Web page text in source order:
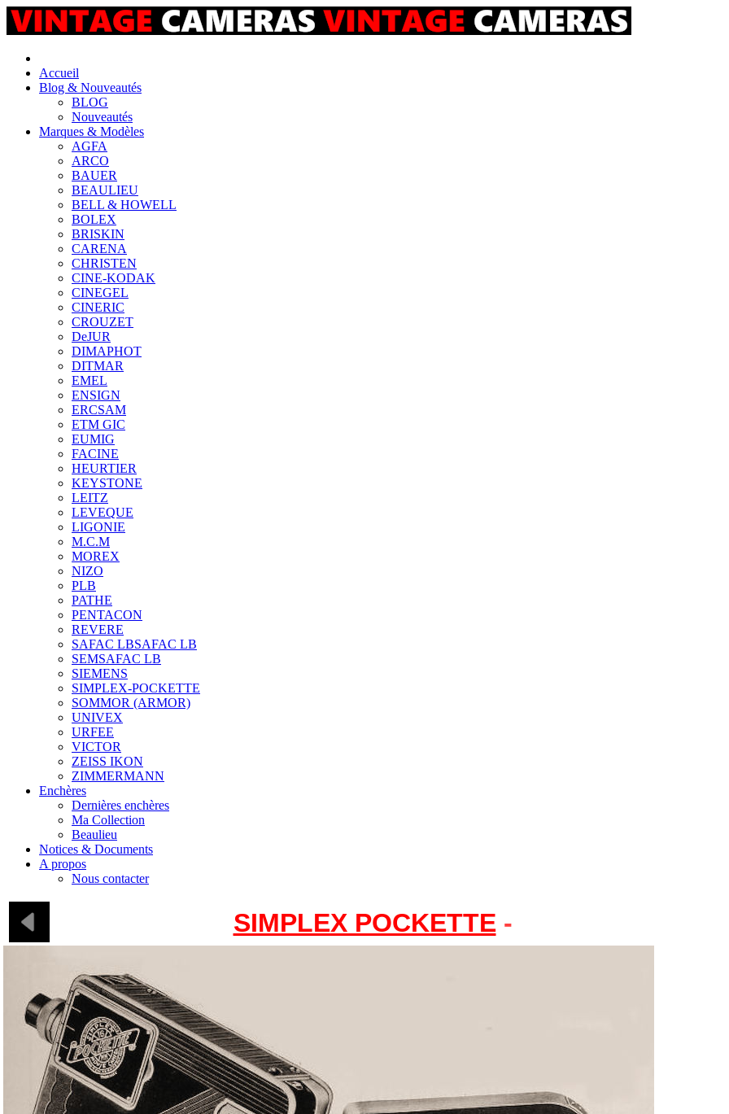
Accueil
Blog & Nouveautés
BLOG
Nouveautés
Marques & Modèles
AGFA
ARCO
BAUER
BEAULIEU
BELL & HOWELL
BOLEX
BRISKIN
CARENA
CHRISTEN
CINE-KODAK
CINEGEL
CINERIC
CROUZET
DeJUR
DIMAPHOT
DITMAR
EMEL
ENSIGN
ERCSAM
ETM GIC
EUMIG
FACINE
HEURTIER
KEYSTONE
LEITZ
LEVEQUE
LIGONIE
M.C.M
MOREX
NIZO
PLB
PATHE
PENTACON
REVERE
SAFAC LBSAFAC LB
SEMSAFAC LB
SIEMENS
SIMPLEX-POCKETTE
SOMMOR (ARMOR)
UNIVEX
URFEE
VICTOR
ZEISS IKON
ZIMMERMANN
Enchères
Dernières enchères
Ma Collection
Beaulieu
Notices & Documents
A propos
Nous contacter
SIMPLEX POCKETTE-